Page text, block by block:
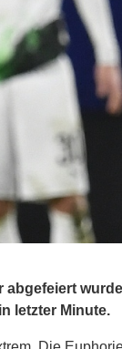
abgefeiert
letzter Minute.